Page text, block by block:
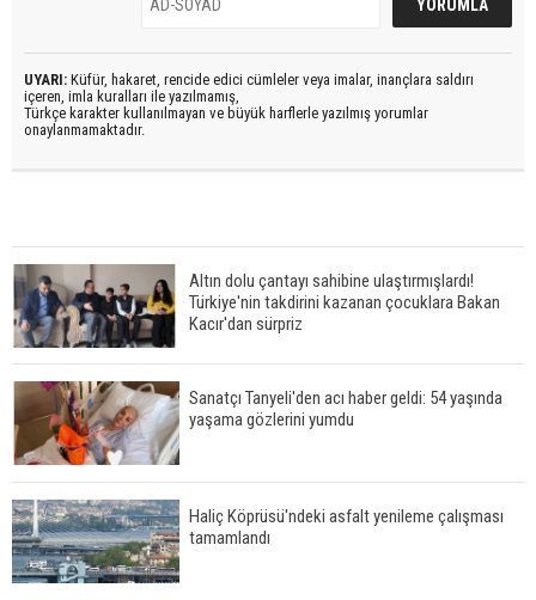
UYARI: Küfür, hakaret, rencide edici cümleler veya imalar, inançlara saldırı
içeren, imla kuralları ile yazılmamış,
Türkçe karakter kullanılmayan ve büyük harflerle yazılmış yorumlar
onaylanmamaktadır.
Altın dolu çantayı sahibine ulaştırmışlardı!
Türkiye'nin takdirini kazanan çocuklara Bakan
Kacır'dan sürpriz
Sanatçı Tanyeli'den acı haber geldi: 54 yaşında
yaşama gözlerini yumdu
Haliç Köprüsü'ndeki asfalt yenileme çalışması
tamamlandı